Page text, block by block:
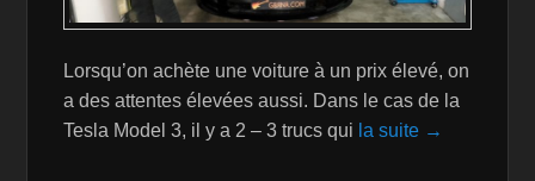
Lorsqu’on achète une voiture à un prix élevé, on
a des attentes élevées aussi. Dans le cas de la
Tesla Model 3, il y a 2 – 3 trucs qui la suite →